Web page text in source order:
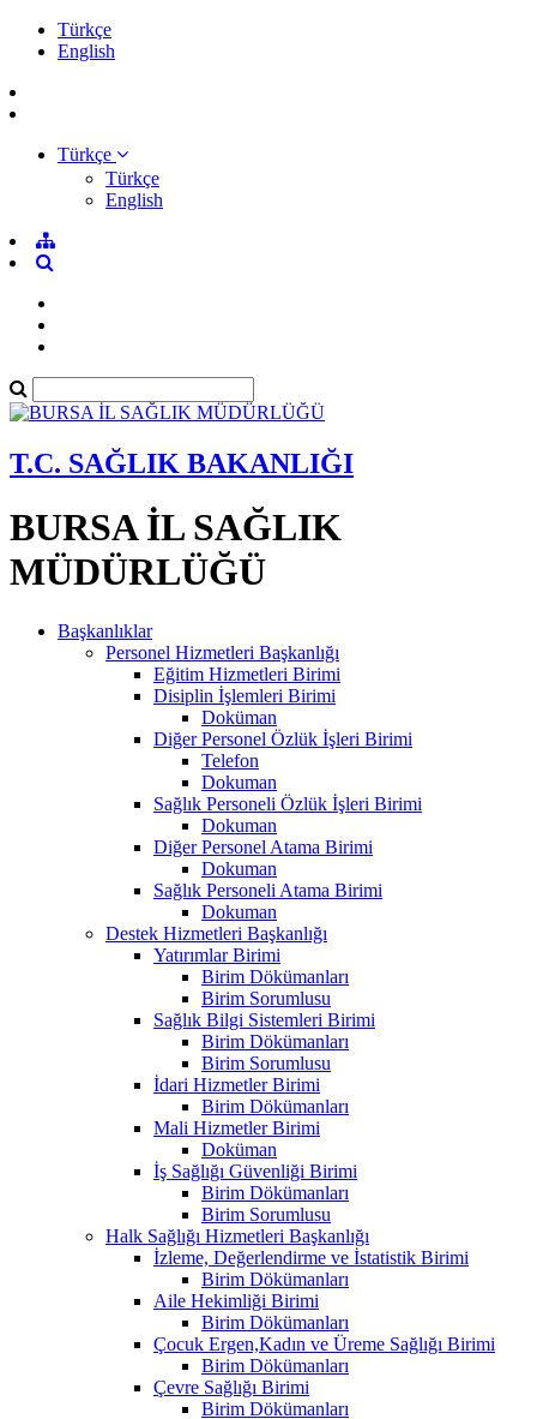
Türkçe
English
Türkçe
Türkçe
English
T.C. SAĞLIK BAKANLIĞI
BURSA İL SAĞLIK
MÜDÜRLÜĞÜ
Başkanlıklar
Personel Hizmetleri Başkanlığı
Eğitim Hizmetleri Birimi
Disiplin İşlemleri Birimi
Doküman
Diğer Personel Özlük İşleri Birimi
Telefon
Dokuman
Sağlık Personeli Özlük İşleri Birimi
Dokuman
Diğer Personel Atama Birimi
Dokuman
Sağlık Personeli Atama Birimi
Dokuman
Destek Hizmetleri Başkanlığı
Yatırımlar Birimi
Birim Dökümanları
Birim Sorumlusu
Sağlık Bilgi Sistemleri Birimi
Birim Dökümanları
Birim Sorumlusu
İdari Hizmetler Birimi
Birim Dökümanları
Mali Hizmetler Birimi
Doküman
İş Sağlığı Güvenliği Birimi
Birim Dökümanları
Birim Sorumlusu
Halk Sağlığı Hizmetleri Başkanlığı
İzleme, Değerlendirme ve İstatistik Birimi
Birim Dökümanları
Aile Hekimliği Birimi
Birim Dökümanları
Çocuk Ergen,Kadın ve Üreme Sağlığı Birimi
Birim Dökümanları
Çevre Sağlığı Birimi
Birim Dökümanları